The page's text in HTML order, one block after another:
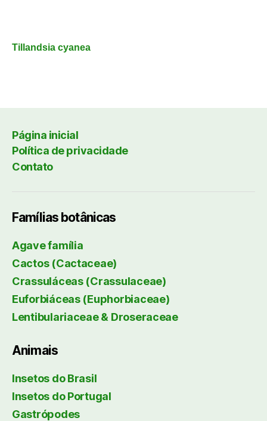
Tillandsia cyanea
Página inicial
Política de privacidade
Contato
Famílias botânicas
Agave família
Cactos (Cactaceae)
Crassuláceas (Crassulaceae)
Euforbiáceas (Euphorbiaceae)
Lentibulariaceae & Droseraceae
Animais
Insetos do Brasil
Insetos do Portugal
Gastrópodes